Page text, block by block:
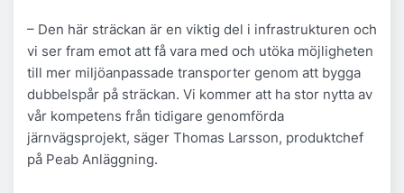
– Den här sträckan är en viktig del i infrastrukturen och
vi ser fram emot att få vara med och utöka möjligheten
till mer miljöanpassade transporter genom att bygga
dubbelspår på sträckan. Vi kommer att ha stor nytta av
vår kompetens från tidigare genomförda
järnvägsprojekt, säger Thomas Larsson, produktchef
på Peab Anläggning.